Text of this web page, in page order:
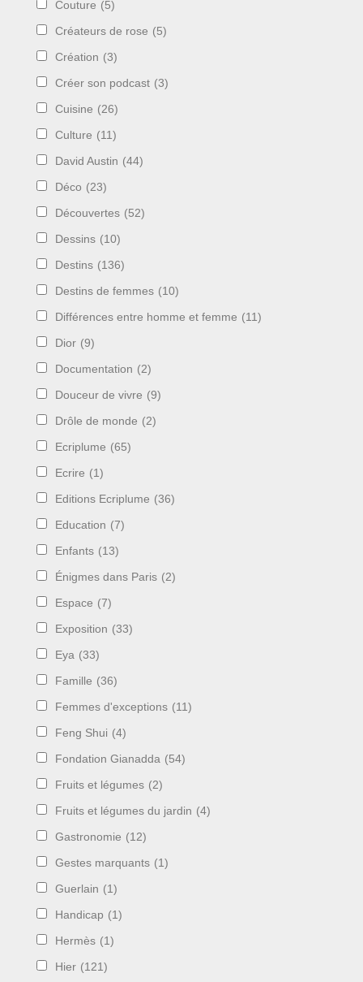
Couture (5)
Créateurs de rose (5)
Création (3)
Créer son podcast (3)
Cuisine (26)
Culture (11)
David Austin (44)
Déco (23)
Découvertes (52)
Dessins (10)
Destins (136)
Destins de femmes (10)
Différences entre homme et femme (11)
Dior (9)
Documentation (2)
Douceur de vivre (9)
Drôle de monde (2)
Ecriplume (65)
Ecrire (1)
Editions Ecriplume (36)
Education (7)
Enfants (13)
Énigmes dans Paris (2)
Espace (7)
Exposition (33)
Eya (33)
Famille (36)
Femmes d'exceptions (11)
Feng Shui (4)
Fondation Gianadda (54)
Fruits et légumes (2)
Fruits et légumes du jardin (4)
Gastronomie (12)
Gestes marquants (1)
Guerlain (1)
Handicap (1)
Hermès (1)
Hier (121)